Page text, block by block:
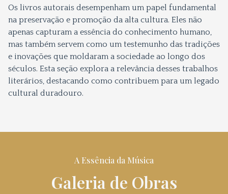
Os livros autorais desempenham um papel fundamental
na preservação e promoção da alta cultura. Eles não
apenas capturam a essência do conhecimento humano,
mas também servem como um testemunho das tradições
e inovações que moldaram a sociedade ao longo dos
séculos. Esta seção explora a relevância desses trabalhos
literários, destacando como contribuem para um legado
cultural duradouro.
A Essência da Música
Galeria de Obras